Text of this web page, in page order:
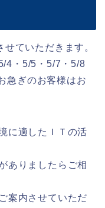
ていただきます。
4・5/5・5/7・5/8
急ぎのお客様はお
に適したＩＴの活
ありましたらご相
案内させていただ